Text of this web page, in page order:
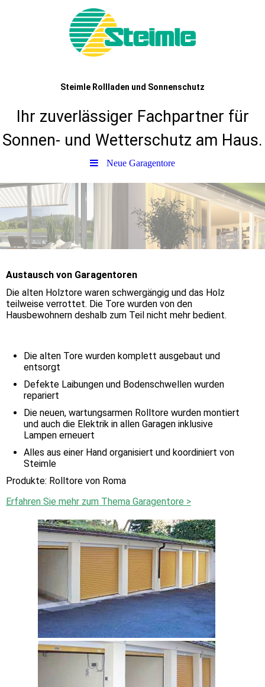
Steimle Rollladen und Sonnenschutz
Ihr zuverlässiger Fachpartner für
Sonnen- und Wetterschutz am Haus.
Neue Garagentore
Austausch von Garagentoren
Die alten Holztore waren schwergängig und das Holz
teilweise verrottet. Die Tore wurden von den
Hausbewohnern deshalb zum Teil nicht mehr bedient.
Die alten Tore wurden komplett ausgebaut und
entsorgt
Defekte Laibungen und Bodenschwellen wurden
repariert
Die neuen, wartungsarmen Rolltore wurden montiert
und auch die Elektrik in allen Garagen inklusive
Lampen erneuert
Alles aus einer Hand organisiert und koordiniert von
Steimle
Produkte: Rolltore von Roma
Erfahren Sie mehr zum Thema Garagentore >